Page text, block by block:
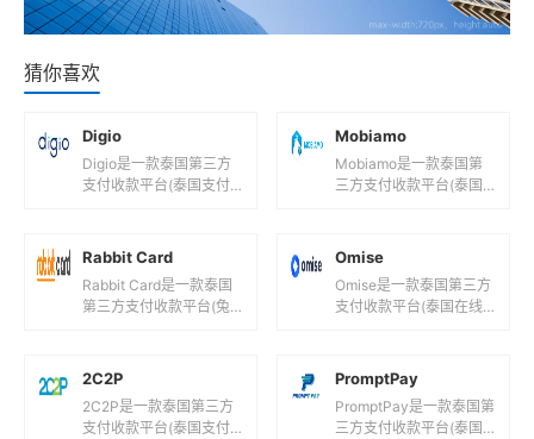
猜你喜欢
Digio
Digio是一款泰国第三方
支付收款平台(泰国支付
币之间的电子支付、转账
Mobiamo
Mobiamo是一款泰国第
三方支付收款平台(泰国S
货币之间的电子支付、
Rabbit Card
Rabbit Card是一款泰国
第三方支付收款平台(兔
际主流货币之间的电子支
Omise
Omise是一款泰国第三方
支付收款平台(泰国在线
等国际主流货币之间的电
子支...
2C2P
2C2P是一款泰国第三方
支付收款平台(泰国支付
PromptPay
PromptPay是一款泰国第
三方支付收款平台(泰国